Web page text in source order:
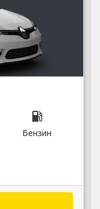
local_gas_station
Бензин